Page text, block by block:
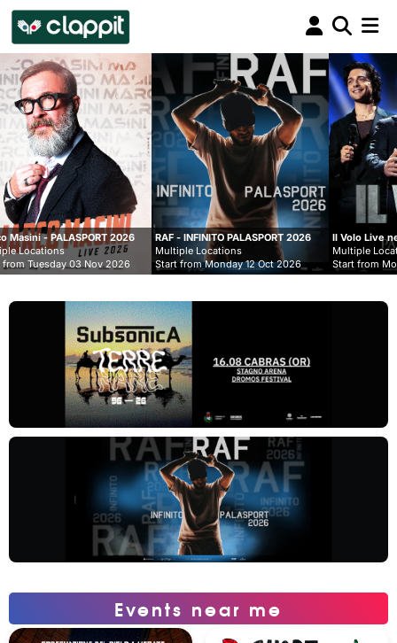
Clappit
biglietteria
2026
2026
RAF - INFINITO PALASPORT 2026
Multiple Locations
Start from Monday 12 Oct 2026
Il Volo Live nei Palasport 2026
Multiple Locations
Start from Monday 07 Dec 2026
Events near me